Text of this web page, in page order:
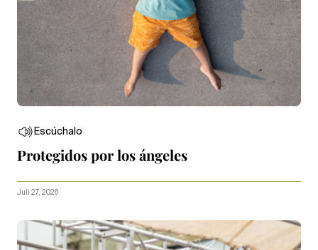
Escúchalo
Protegidos por los ángeles
Juli 27, 2026